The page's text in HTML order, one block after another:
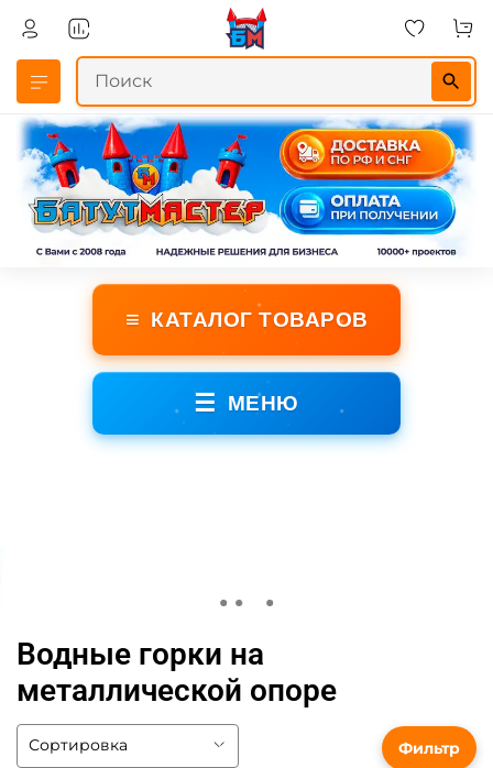
≡ КАТАЛОГ ТОВАРОВ
☰ МЕНЮ
Водные горки на
металлической опоре
Фильтр